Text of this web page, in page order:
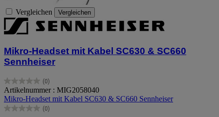
Vergleichen Vergleichen
Mikro-Headset mit Kabel SC630 & SC660
Sennheiser
(0)
0.0
von
5
Sternen.
Artikelnummer : MIG2058040
Mikro-Headset mit Kabel SC630 & SC660 Sennheiser
(0)
0.0